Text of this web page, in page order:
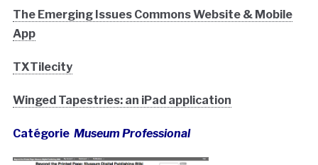
The Emerging Issues Commons Website & Mobile
App
TXTilecity
Winged Tapestries: an iPad application
Catégorie Museum Professional